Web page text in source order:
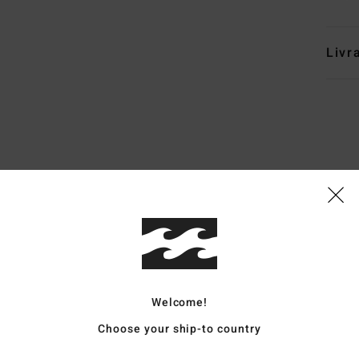
4.9/5
84% de nos clients recommandent ce produit
qualité / prix
Welcome!
Choose your ship-to country